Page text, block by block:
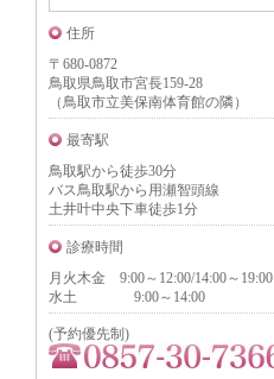
住所
〒680-0872
鳥取県鳥取市宮長159-28
（鳥取市立美保南体育館の隣）
最寄駅
鳥取駅から徒歩30分
バス鳥取駅から用瀬智頭線
土井叶中央下車徒歩1分
診療時間
月火木金 9:00～12:00/14:00～19:00
水土 9:00～14:00
(予約優先制)